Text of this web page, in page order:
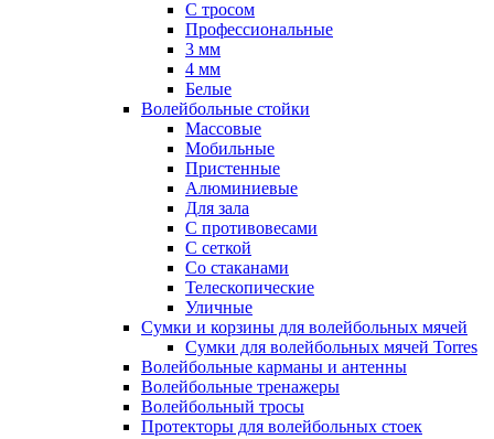
C тросом
Профессиональные
3 мм
4 мм
Белые
Волейбольные стойки
Массовые
Мобильные
Пристенные
Алюминиевые
Для зала
С противовесами
С сеткой
Со стаканами
Телескопические
Уличные
Сумки и корзины для волейбольных мячей
Сумки для волейбольных мячей Torres
Волейбольные карманы и антенны
Волейбольные тренажеры
Волейбольный тросы
Протекторы для волейбольных стоек